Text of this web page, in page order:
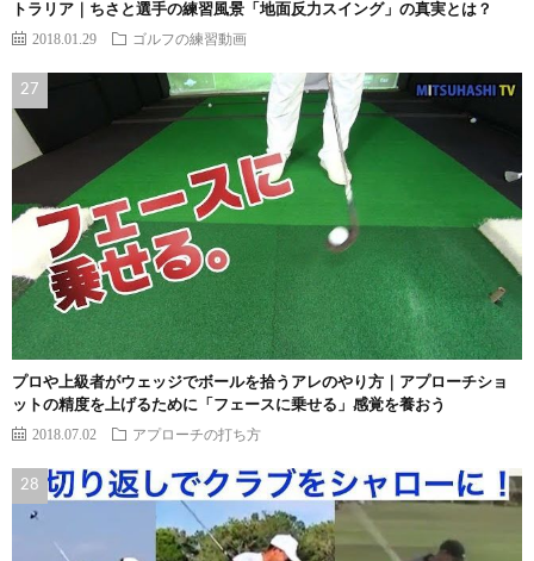
トラリア｜ちさと選手の練習風景「地面反力スイング」の真実とは？
2018.01.29 ゴルフの練習動画
プロや上級者がウェッジでボールを拾うアレのやり方｜アプローチショ
ットの精度を上げるために「フェースに乗せる」感覚を養おう
2018.07.02 アプローチの打ち方